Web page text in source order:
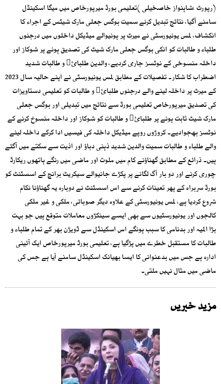
(رپورٹ :شاہنواز خاصخیلی )تعلیمی بورڈ میرپورخاص میں میگا اسکینڈل
سامنے آگیا، نتائج تبدیل کرنے سمیت بوگس جعلی مارک شیٹس کے اجراء کا
انکشاف، لمس یونیورسٹی نے میرٹ پر ہونیوالے میڈیکل داخلوں میں درجنوں
طلباء و طالبات کو انکی بوگس جعلی مارک شیٹ کی تصدیق ہونے پر شوکاز اور
داخلہ منسوخی کے نوٹسز جاری کردیے، والدین طلبائ￿ و طالبات شدید
اضطراب کا شکار۔ تفصیلات کے مطابق لمس یونیورسٹی نے اپنے حالیہ سال 2023
کے میرٹ پر داخلہ لینے والے درجنوں طلبائ￿ و طالبات کو تعلیمی دستاویزات
کی تصدیق میرپورخاص تعلیمی بورڈ سے نتائج میں تبدیلی اور بوگس جعلی
مارک شیٹ ثابت ہونے پر طلبائ￿ و طالبات کو شوکاز اور داخلہ منسوخ کرنے کے
نوٹسز بھجوادیے۔ کروڑوں روپے میڈیکل داخلہ کی فیسیں ادا کرکے داخلہ لینے
والے طلباء و طالبات سمیت والدین شدید ذہنی دباؤ اور اذیت سے سکتے میں آگئے
ہیں۔ ذرائع کے مطابق گھناؤنے کام میں ملوث اور ماضی میں رنگے ہاتھوں ریکارڈ
چوری کرنے اور دو بار آگ لگانے پر پکڑے جانیوالے سیکریٹ برانچ کے اسسٹنٹ کو
بورڈ سربراہ کے پھر تعینات کرنے سے اس اسسٹنٹ نے دوبارہ یہ گھناؤنا نکام
شروع کردیا ہے، لمس یونیورسٹی کے علاوہ دیگر صوبائی، ملکی و غیر ملکی
کالجوں اور یونیورسٹیوں سے بھی ایسے سینکڑوں معاملات متوقع ہیں جو بہت
بڑا المیہ اور بدنامی کا سبب ہونگے اس اسکینڈل سے ڈویڑن بھر کے تمام طلباء و
طالبات کا مستقبل خطرے میں پڑگیا ہے، تعلیمی بورڈ میرپورخاص ایک آئینی
ادارہ ہے جس میں بدعنوانی کا ایسا بھیانک اسکینڈل سامنے آیا ہے جس کی
ماضی میں مثال نہیں ملتی۔
مزید خبریں